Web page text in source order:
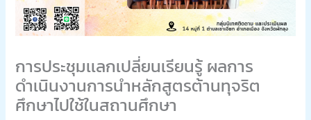
การประชุมเเลกเปลี่ยนเรียนรู้ ผลการ
ดำเนินงานการนำหลักสูตรต้านทุจริต
ศึกษาไปใช้ในสถานศึกษา